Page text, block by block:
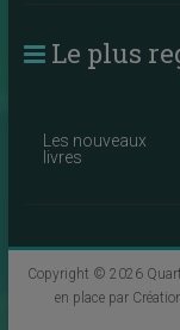
Le plus
Les nouveaux
livres
Copyright © 2026
en place par